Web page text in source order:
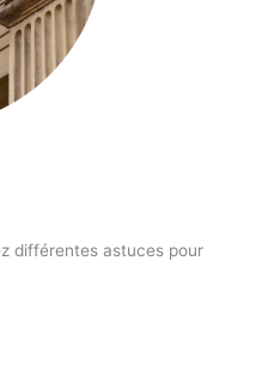
différentes astuces pour